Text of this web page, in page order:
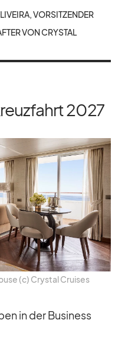
VOR­SIT­ZEN­DER
VON CRYS­TAL
2027
(c) Crys­tal Crui­ses
in der Busi­ness